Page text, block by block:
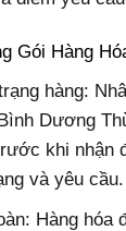
Gói Hàng
hàng:
Dương
khi nhận
và yêu cầu.
Hàng hóa